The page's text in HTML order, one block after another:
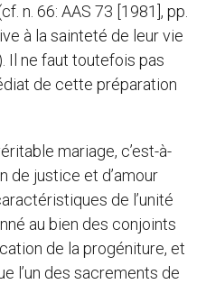
n. 66: AAS 73 [1981], pp.
à la sainteté de leur vie
Il ne faut toutefois pas
de cette préparation
mariage, c’est-à-
de justice et d’amour
de l’unité
au bien des conjoints
de la progéniture, et
l’un des sacrements de